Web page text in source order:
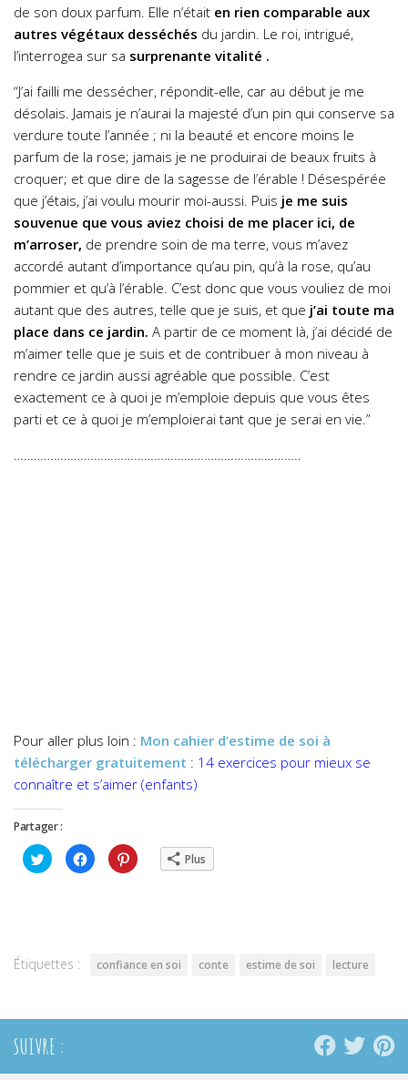
de son doux parfum. Elle n’était en rien comparable aux
autres végétaux desséchés du jardin. Le roi, intrigué,
l’interrogea sur sa surprenante vitalité .
“J’ai failli me dessécher, répondit-elle, car au début je me
désolais. Jamais je n’aurai la majesté d’un pin qui conserve sa
verdure toute l’année ; ni la beauté et encore moins le
parfum de la rose; jamais je ne produirai de beaux fruits à
croquer; et que dire de la sagesse de l’érable ! Désespérée
que j’étais, j’ai voulu mourir moi-aussi. Puis je me suis
souvenue que vous aviez choisi de me placer ici, de
m’arroser, de prendre soin de ma terre, vous m’avez
accordé autant d’importance qu’au pin, qu’à la rose, qu’au
pommier et qu’à l’érable. C’est donc que vous vouliez de moi
autant que des autres, telle que je suis, et que j’ai toute ma
place dans ce jardin. A partir de ce moment là, j’ai décidé de
m’aimer telle que je suis et de contribuer à mon niveau à
rendre ce jardin aussi agréable que possible. C’est
exactement ce à quoi je m’emploie depuis que vous êtes
parti et ce à quoi je m’emploierai tant que je serai en vie.”
Pour aller plus loin : Mon cahier d’estime de soi à
télécharger gratuitement : 14 exercices pour mieux se
connaître et s’aimer (enfants)
Partager :
Cliquez
pour
partager
Cliquez
pour
partager
Cliquez
pour Plus
Étiquettes : confiance en soi conte estime de soi lecture
SUIVRE :